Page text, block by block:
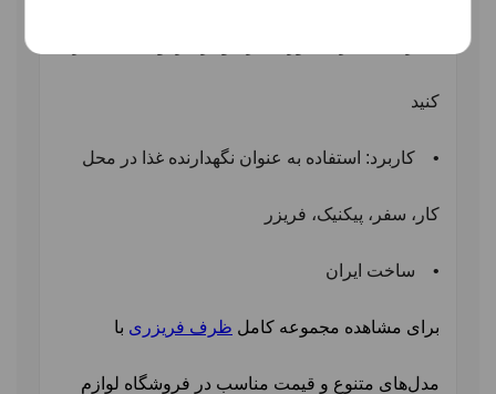
کنید
• کاربرد: استفاده به عنوان نگهدارنده غذا در محل
کار، سفر، پیکنیک، فریزر
• ساخت ایران
برای مشاهده مجموعه کامل ظرف فریزری با
مدل‌های متنوع و قیمت مناسب در فروشگاه لوازم